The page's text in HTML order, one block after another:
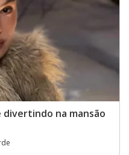
divertindo na mansão